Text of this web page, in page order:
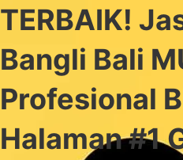
TERBAIK!
Bangli Bali
Profesional
Halaman #1